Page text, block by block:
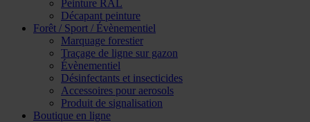
Peinture RAL
Décapant peinture
Forêt / Sport / Évènementiel
Marquage forestier
Traçage de ligne sur gazon
Évènementiel
Désinfectants et insecticides
Accessoires pour aerosols
Produit de signalisation
Boutique en ligne